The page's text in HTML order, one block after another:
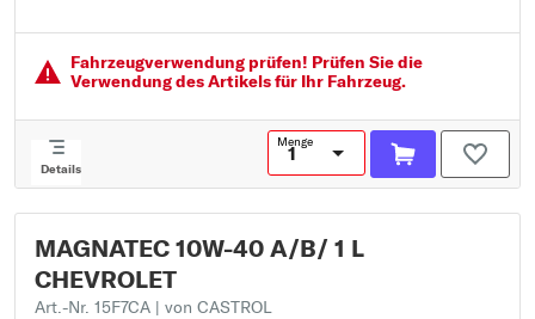
Herstellerfreigabe: MB 229.1
Spezifikation: ACEA Light Duty A3/B
Spezifikation: API Gasoline SP
Fahrzeugver­wendung prüfen! Prüfen Sie die
Verwendung des Artikels für Ihr Fahrzeug.
Details
Menge
MAGNATEC 10W-40 A/B/ 1 L
CHEVROLET
Art.-Nr. 15F7CA | von CASTROL